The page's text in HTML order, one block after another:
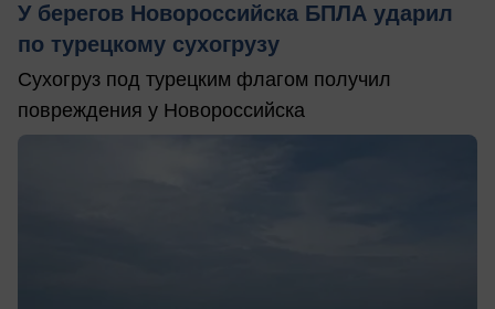
У берегов Новороссийска БПЛА ударил
по турецкому сухогрузу
Сухогруз под турецким флагом получил
повреждения у Новороссийска